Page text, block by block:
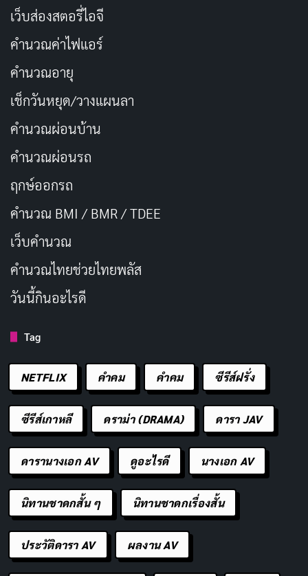
ทำให้ทุกฉากรู้สึกใกล้ชิด เหมือนเรากำลังแอบดูชีวิตเพื่อน
เอฟเฟกต์ตระการตา
เขา จากดาราตลกใน Ace Ventura มาเป็นบทดราม่าที่ลึก
ซึ้ง Carrey ถ่ายทอดความร่าเริงแบบปลอมๆ ได้อย่างเป็น
และโกรธเกรี้ยวออกมาได้น่าประทับใจ มันทำให้เรารู้สึก
เห็นใจและอยากเชียร์ให้เขาหนีออกไป
ธีมหลักคือการไถ่บาปและการควบคุมโชคชะตา ทรูแมน
ถูกหลอกให้กลัวน้ำตั้งแต่เด็ก เพื่อไม่ให้เขาหนีออกจากเกาะ
หนังสำรวจว่าสังคมหรือสื่อสามารถควบคุมชีวิตเราได้แค่
ไหน คุณเคยรู้สึกไหมว่าชีวิตวนลูปเหมือนกันทุกวัน? The
Truman Show ตอบคำถามนี้ด้วยการเล่าเรื่องที่สมจริงและ
ไม่ melodramatic เกินไป
นอกจากนี้ หนังยังวิจารณ์เรียลลิตี้ทีวีที่กำลังฮิตในยุคนั้น ผู้
ชมในหนังติดตามชีวิตทรูแมนเหมือนดู soap opera แต่เมื่อ
เว็บส่องสตอรี่ไอจี
คำนวณค่าไฟแอร์
คำนวณอายุ
เช็กวันหยุด/วางแผนลา
คำนวณผ่อนบ้าน
คำนวณผ่อนรถ
ฤกษ์ออกรถ
คำนวณ BMI / BMR / TDEE
เว็บคํานวณ
คํานวณไทยช่วยไทยพลัส
วันนี้กินอะไรดี
Tag
NETFLIX คำคม คําคม ซีรีส์ฝรั่ง
ซีรีส์เกาหลี ดราม่า (DRAMA) ดารา JAV
ดารานางเอก AV ดูอะไรดี นางเอก AV
นิทานชาดกสั้น ๆ นิทานชาดกเรื่องสั้น
ประวัติดารา AV ผลงาน AV